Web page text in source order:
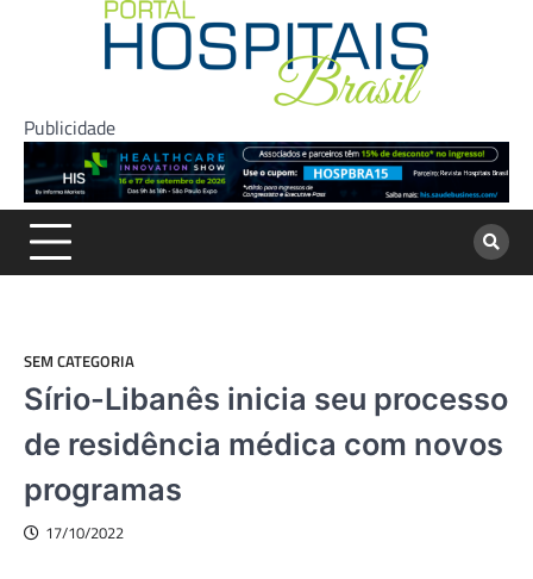
Publicidade
SEM CATEGORIA
Sírio-Libanês inicia seu processo
de residência médica com novos
programas
17/10/2022